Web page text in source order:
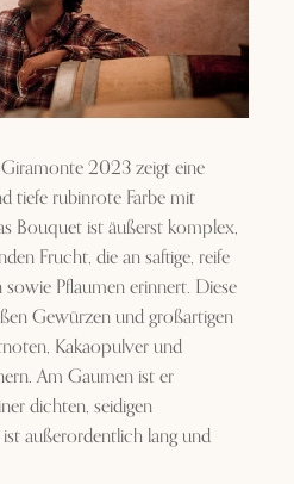
2023 zeigt eine
tiefe rubinrote Farbe mit
Bouquet ist äußerst komplex,
Frucht, die an saftige, reife
Pflaumen erinnert. Diese
Gewürzen und großartigen
Kakaopulver und
Am Gaumen ist er
dichten, seidigen
außerordentlich lang und